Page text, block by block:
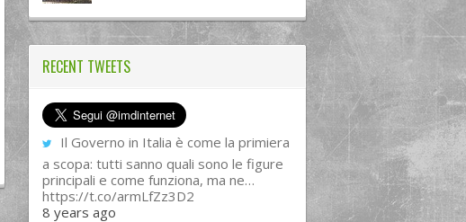
RECENT TWEETS
Il Governo in Italia è come la primiera
a scopa: tutti sanno quali sono le figure
principali e come funziona, ma ne…
https://t.co/armLfZz3D2
8 years ago